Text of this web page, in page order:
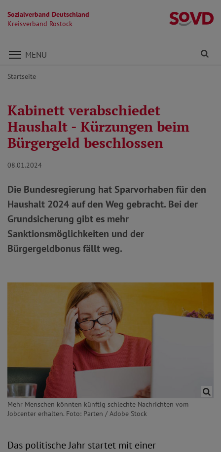
Sozialverband Deutschland
Kreisverband Rostock
Direkt zu den Inhalten springen
MENÜ
Startseite
Kabinett verabschiedet
Haushalt - Kürzungen beim
Bürgergeld beschlossen
08.01.2024
Die Bundesregierung hat Sparvorhaben für den
Haushalt 2024 auf den Weg gebracht. Bei der
Grundsicherung gibt es mehr
Sanktionsmöglichkeiten und der
Bürgergeldbonus fällt weg.
Mehr Menschen könnten künftig schlechte Nachrichten vom
Jobcenter erhalten. Foto: Parten / Adobe Stock
Das politische Jahr startet mit einer